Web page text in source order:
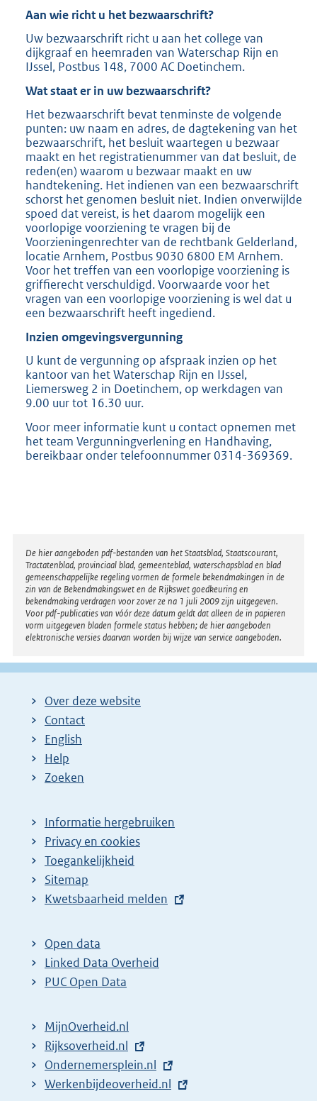
Aan wie richt u het bezwaarschrift?
Uw bezwaarschrift richt u aan het college van
dijkgraaf en heemraden van Waterschap Rijn en
IJssel, Postbus 148, 7000 AC Doetinchem.
Wat staat er in uw bezwaarschrift?
Het bezwaarschrift bevat tenminste de volgende
punten: uw naam en adres, de dagtekening van het
bezwaarschrift, het besluit waartegen u bezwaar
maakt en het registratienummer van dat besluit, de
reden(en) waarom u bezwaar maakt en uw
handtekening. Het indienen van een bezwaarschrift
schorst het genomen besluit niet. Indien onverwijlde
spoed dat vereist, is het daarom mogelijk een
voorlopige voorziening te vragen bij de
Voorzieningenrechter van de rechtbank Gelderland,
locatie Arnhem, Postbus 9030 6800 EM Arnhem.
Voor het treffen van een voorlopige voorziening is
griffierecht verschuldigd. Voorwaarde voor het
vragen van een voorlopige voorziening is wel dat u
een bezwaarschrift heeft ingediend.
Inzien omgevingsvergunning
U kunt de vergunning op afspraak inzien op het
kantoor van het Waterschap Rijn en IJssel,
Liemersweg 2 in Doetinchem, op werkdagen van
9.00 uur tot 16.30 uur.
Voor meer informatie kunt u contact opnemen met
het team Vergunningverlening en Handhaving,
bereikbaar onder telefoonnummer 0314-369369.
Disclaimer
De hier aangeboden pdf-bestanden van het Staatsblad, Staatscourant,
Tractatenblad, provinciaal blad, gemeenteblad, waterschapsblad en blad
gemeenschappelijke regeling vormen de formele bekendmakingen in de
zin van de Bekendmakingswet en de Rijkswet goedkeuring en
bekendmaking verdragen voor zover ze na 1 juli 2009 zijn uitgegeven.
Voor pdf-publicaties van vóór deze datum geldt dat alleen de in papieren
vorm uitgegeven bladen formele status hebben; de hier aangeboden
elektronische versies daarvan worden bij wijze van service aangeboden.
Over deze website
Contact
English
Help
Zoeken
Informatie hergebruiken
Privacy en cookies
Toegankelijkheid
Sitemap
E
t
e
r
l
i
n
k
Kwetsbaarheid melden
Open data
Linked Data Overheid
PUC Open Data
MijnOverheid.nl
E
x
t
Rijksoverheid.nl
E
x
Ondernemersplein.nl
E
Werkenbijdeoverheid.nl